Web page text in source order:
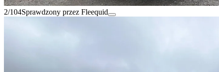
2/104Sprawdzony przez Fleequid